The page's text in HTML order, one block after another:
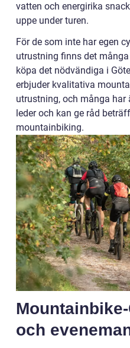
vatten och energirika
uppe under turen.
För de som inte har egen
utrustning finns det
köpa det nödvändiga i
erbjuder kvalitativa
utrustning, och många har
leder och kan ge råd
mountainbiking.
och